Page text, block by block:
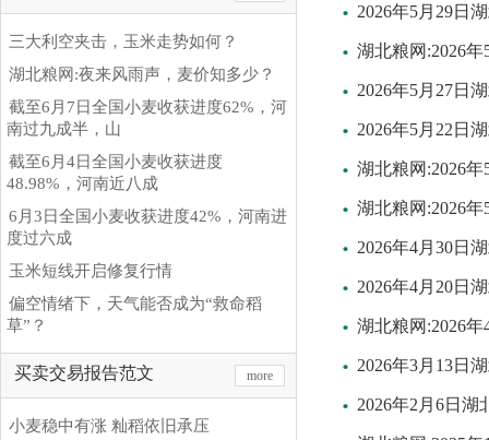
三大利空夹击，玉米走势如何？
湖北粮网:夜来风雨声，麦价知多少？
截至6月7日全国小麦收获进度62%，河
南过九成半，山
截至6月4日全国小麦收获进度
48.98%，河南近八成
6月3日全国小麦收获进度42%，河南进
度过六成
玉米短线开启修复行情
偏空情绪下，天气能否成为“救命稻
草”？
买卖交易报告范文 more
小麦稳中有涨 籼稻依旧承压
2026年5月29日
湖北粮网:2026
2026年5月27日
2026年5月22日
湖北粮网:2026
湖北粮网:2026
2026年4月30日
2026年4月20日
湖北粮网:2026
2026年3月13日
2026年2月6日